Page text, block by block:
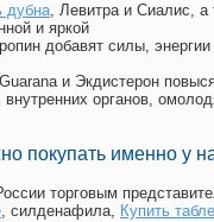
дубна, Левитра и Сиалис, а
и яркой
добавят силы,
и Экдистерон
органов,
покупать именно у
торговым
, силденафила, Купить